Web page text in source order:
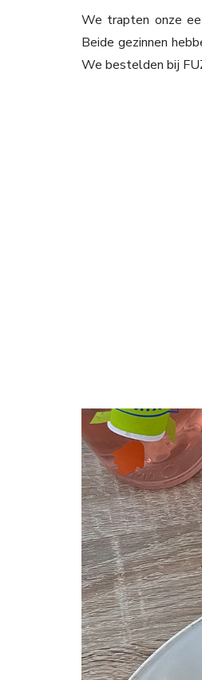
We trapten onze
Beide gezinnen
We bestelden bij